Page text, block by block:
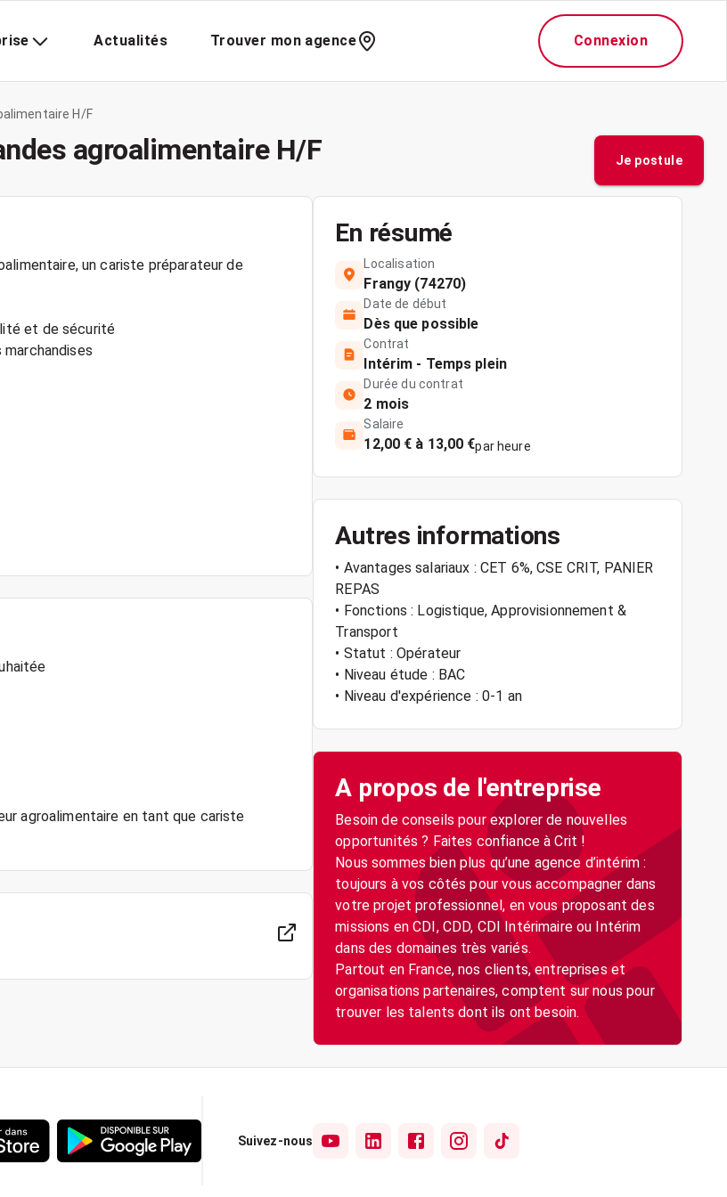
Actualités Trouver mon agence Connexion
H/F
agroalimentaire H/F Je postule
un cariste préparateur de
et de sécurité
agroalimentaire en tant que cariste
En résumé
Localisation
Frangy (74270)
Date de début
Dès que possible
Contrat
Intérim - Temps plein
Durée du contrat
2 mois
Salaire
12,00 € à 13,00 €par heure
Autres informations
• Avantages salariaux : CET 6%, CSE CRIT, PANIER
REPAS
• Fonctions : Logistique, Approvisionnement &
Transport
• Statut : Opérateur
• Niveau étude : BAC
• Niveau d'expérience : 0-1 an
A propos de l'entreprise
Besoin de conseils pour explorer de nouvelles
opportunités ? Faites confiance à Crit !
Nous sommes bien plus qu’une agence d’intérim :
toujours à vos côtés pour vous accompagner dans
votre projet professionnel, en vous proposant des
missions en CDI, CDD, CDI Intérimaire ou Intérim
dans des domaines très variés.
Partout en France, nos clients, entreprises et
organisations partenaires, comptent sur nous pour
trouver les talents dont ils ont besoin.
Suivez-nous